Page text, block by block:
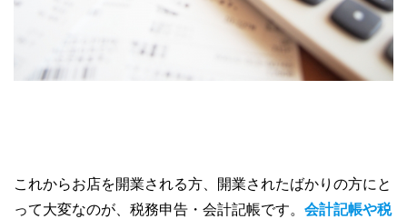
これからお店を開業される方、開業されたばかりの方にと
って大変なのが、税務申告・会計記帳です。 会計記帳や税